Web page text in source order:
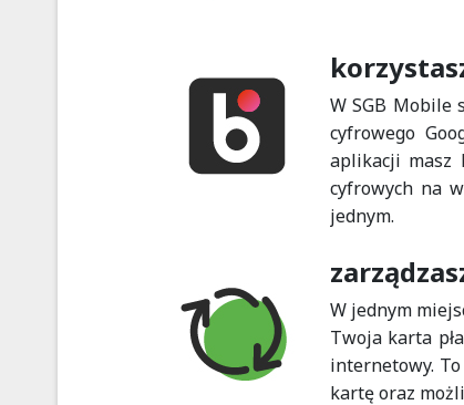
W SGB Mobile
cyfrowego
aplikacji masz
cyfrowych na
jednym.
W jednym
Twoja karta
internetowy.
kartę oraz